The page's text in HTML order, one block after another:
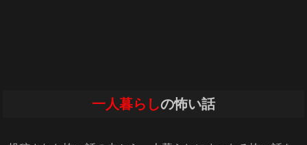
一人暮らしの怖い話